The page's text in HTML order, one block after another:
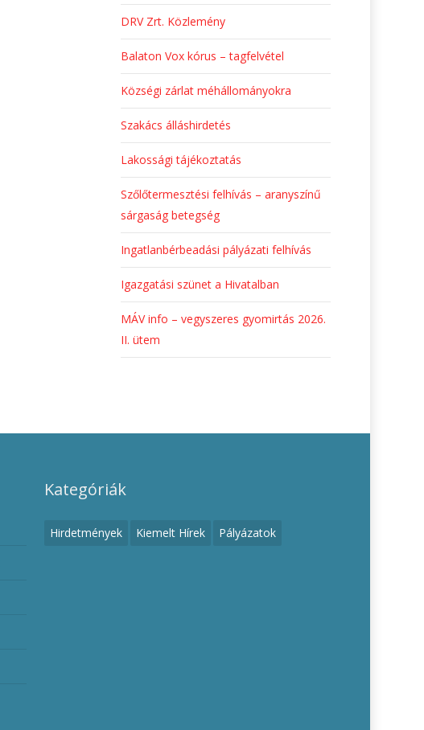
DRV Zrt. Közlemény
Balaton Vox kórus – tagfelvétel
Községi zárlat méhállományokra
Szakács álláshirdetés
Lakossági tájékoztatás
Szőlőtermesztési felhívás – aranyszínű
sárgaság betegség
Ingatlanbérbeadási pályázati felhívás
Igazgatási szünet a Hivatalban
MÁV info – vegyszeres gyomirtás 2026.
II. ütem
Kategóriák
Hirdetmények Kiemelt Hírek Pályázatok